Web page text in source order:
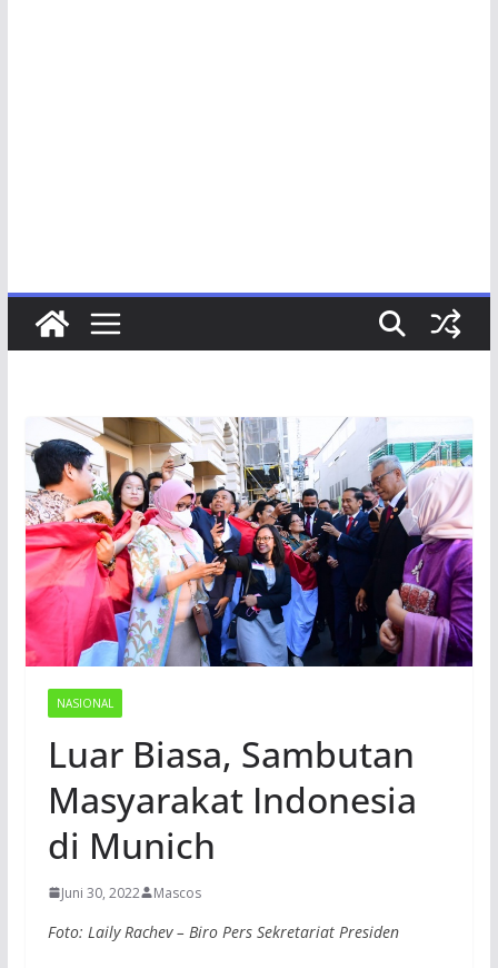
NASIONAL
Luar Biasa, Sambutan
Masyarakat Indonesia
di Munich
Juni 30, 2022 Mascos
Foto: Laily Rachev – Biro Pers Sekretariat Presiden